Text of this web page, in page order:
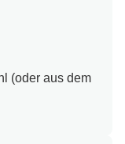
(oder aus dem